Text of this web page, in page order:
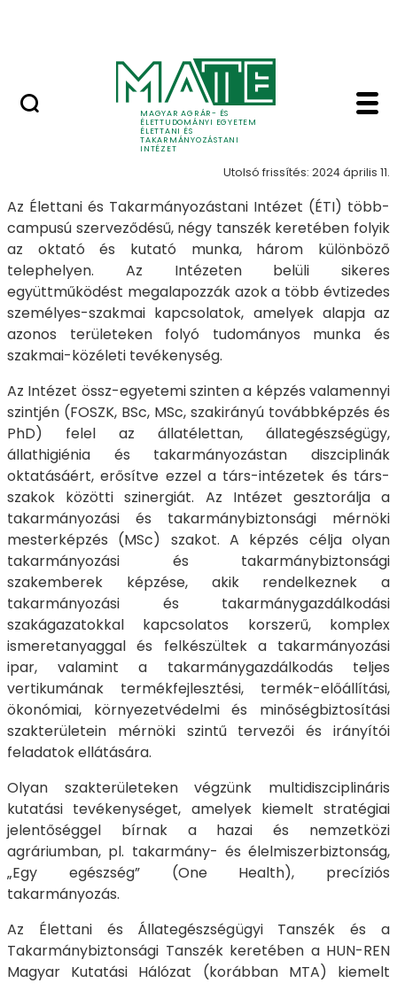
MAGYAR AGRÁR- ÉS
ÉLETTUDOMÁNYI EGYETEM
ÉLETTANI ÉS
TAKARMÁNYOZÁSTANI
INTÉZET
Egy Egészség (One Health)
Bemutatkozás -
Bemutatkozás
Utolsó frissítés: 2024 április 11.
Az Élettani és Takarmányozástani Intézet (ÉTI) több-
campusú szerveződésű, négy tanszék keretében folyik
az oktató és kutató munka, három különböző
telephelyen. Az Intézeten belüli sikeres
együttműködést megalapozzák azok a több évtizedes
személyes-szakmai kapcsolatok, amelyek alapja az
azonos területeken folyó tudományos munka és
szakmai-közéleti tevékenység.
Az Intézet össz-egyetemi szinten a képzés valamennyi
szintjén (FOSZK, BSc, MSc, szakirányú továbbképzés és
PhD) felel az állatélettan, állategészségügy,
állathigiénia és takarmányozástan diszciplinák
oktatásáért, erősítve ezzel a társ-intézetek és társ-
szakok közötti szinergiát. Az Intézet gesztorálja a
takarmányozási és takarmánybiztonsági mérnöki
mesterképzés (MSc) szakot. A képzés célja olyan
takarmányozási és takarmánybiztonsági
szakemberek képzése, akik rendelkeznek a
takarmányozási és takarmánygazdálkodási
szakágazatokkal kapcsolatos korszerű, komplex
ismeretanyaggal és felkészültek a takarmányozási
ipar, valamint a takarmánygazdálkodás teljes
vertikumának termékfejlesztési, termék-előállítási,
ökonómiai, környezetvédelmi és minőségbiztosítási
szakterületein mérnöki szintű tervezői és irányítói
feladatok ellátására.
Olyan szakterületeken végzünk multidiszciplináris
kutatási tevékenységet, amelyek kiemelt stratégiai
jelentőséggel bírnak a hazai és nemzetközi
agráriumban, pl. takarmány- és élelmiszerbiztonság,
„Egy egészség” (One Health), precíziós
takarmányozás.
Az Élettani és Állategészségügyi Tanszék és a
Takarmánybiztonsági Tanszék keretében a HUN-REN
Magyar Kutatási Hálózat (korábban MTA) kiemelt